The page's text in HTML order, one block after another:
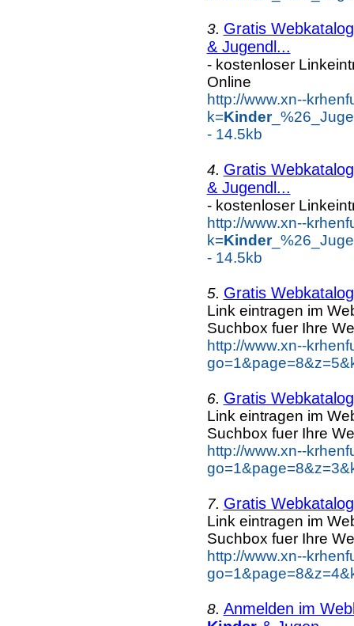
3. Gratis
& Jugendl...
- kostenloser
Online
http://www.xn--
k=Kinder
- 14.5kb
4. Gratis
& Jugendl...
- kostenloser
http://www.xn--
k=Kinder
- 14.5kb
5. Gratis
Link eintragen im
Suchbox fuer Ihre
http://www.xn--
6. Gratis
Link eintragen im
Suchbox fuer Ihre
http://www.xn--
7. Gratis
Link eintragen im
Suchbox fuer Ihre
http://www.xn--
8. Anmelden im